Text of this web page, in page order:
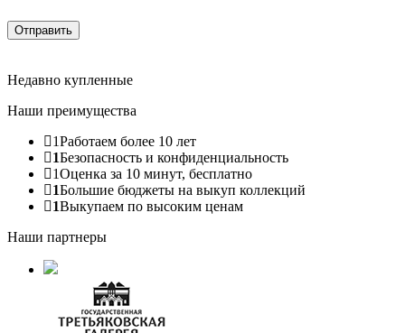
Отправить
Недавно купленные
Наши преимущества
1Работаем более 10 лет
1Безопасность и конфиденциальность
1Оценка за 10 минут, бесплатно
1Большие бюджеты на выкуп коллекций
1Выкупаем по высоким ценам
Наши партнеры